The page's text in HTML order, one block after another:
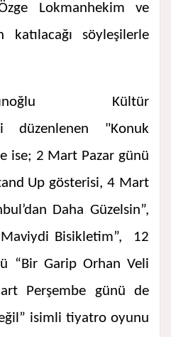
Lokmanhekim ve
katılacağı söyleşilerle
Kültür
düzenlenen "Konuk
ise; 2 Mart Pazar günü
Up gösterisi, 4 Mart
Daha Güzelsin”,
Bisikletim”, 12
“Bir Garip Orhan Veli
Perşembe günü de
isimli tiyatro oyunu